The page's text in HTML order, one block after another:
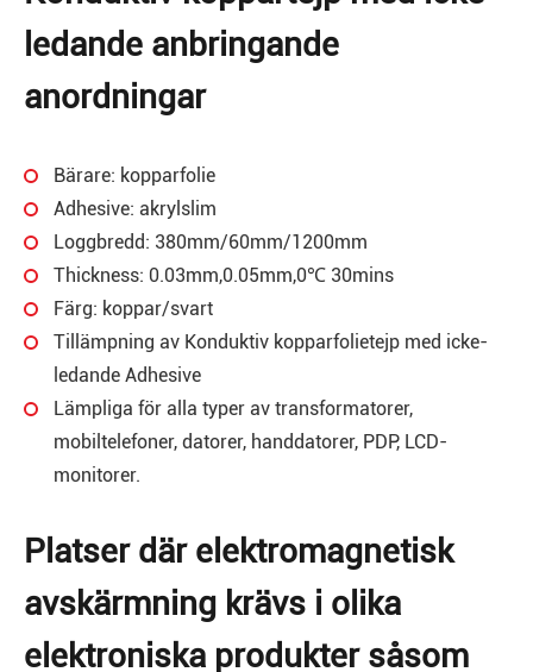
ledande anbringande
anordningar
Bärare: kopparfolie
Adhesive: akrylslim
Loggbredd: 380mm/60mm/1200mm
Thickness: 0.03mm,0.05mm,0℃ 30mins
Färg: koppar/svart
Tillämpning av Konduktiv kopparfolietejp med icke-
ledande Adhesive
Lämpliga för alla typer av transformatorer,
mobiltelefoner, datorer, handdatorer, PDP, LCD-
monitorer.
Platser där elektromagnetisk
avskärmning krävs i olika
elektroniska produkter såsom